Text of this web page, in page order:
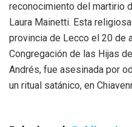
reconocimiento del martirio
Laura Mainetti. Esta
provincia de Lecco el 20 de
Congregación de las Hijas
Andrés, fue asesinada por
un ritual satánico, en